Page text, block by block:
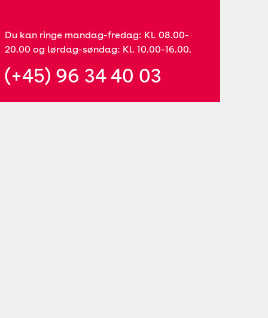
Du kan ringe mandag-fredag: Kl. 08.00-
20.00 og lørdag-søndag: Kl. 10.00-16.00.
(+45) 96 34 40 03